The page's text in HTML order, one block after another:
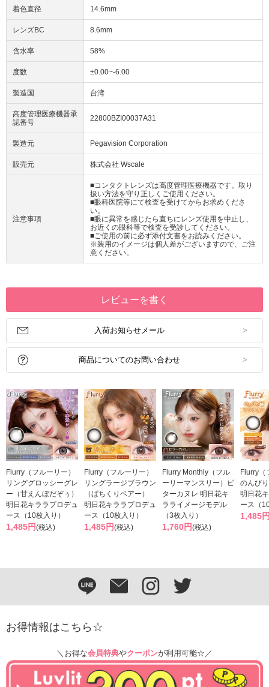
着色直径 14.6mm
レンズBC 8.6mm
含水率 58%
度数 ±0.00~-6.00
製造国 台湾
高度管理医療機器承
認番号
22800BZI00037A31
製造元 Pegavision Corporation
販売元 株式会社 Wscale
注意事項
■コンタクトレンズは高度管理医療機器です。取り
扱い方法を守り正しくご使用ください。
■眼科医院等にて検査を受けてからお求めくださ
い。
■眼に異常を感じたら直ちにレンズ使用を中止し、
お近くの眼科等で検査を受診してください。
■ご使用の前に必ず添付文書をお読みください。
※装用のイメージは個人差がございますので、ご注
意ください。
レビューを書く
入荷お知らせメール
商品についてのお問い合わせ
Flurry（フルーリー）
リンググロッシーグレ
ー（甘えんぼだぞぅ）
明日花キララプロデュ
ース（10枚入り）
1,485円(税込)
Flurry（フルーリー）
リングラージブラウン
（ぱちくりベアー）
明日花キララプロデュ
ース（10枚入り）
1,485円(税込)
Flurry Monthly（フル
ーリーマンスリー）ビ
ターカヌレ 明日花キ
ラライメージモデル
（3枚入り）
1,760円(税込)
Flurry（
のんび
明日花
ース（
1,485
お得情報はこちら☆
＼お得な会員特典やクーポンが利用可能☆／